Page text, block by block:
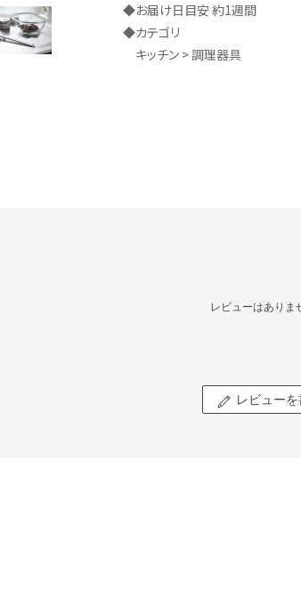
◆お届け日目安 約1週間
◆カテゴリ
キッチン > 調理器具
レビューはありま
レビューを